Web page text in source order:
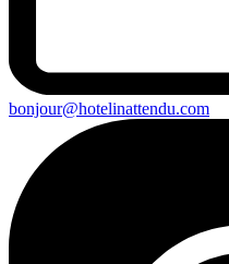
bonjour@hotelinattendu.com